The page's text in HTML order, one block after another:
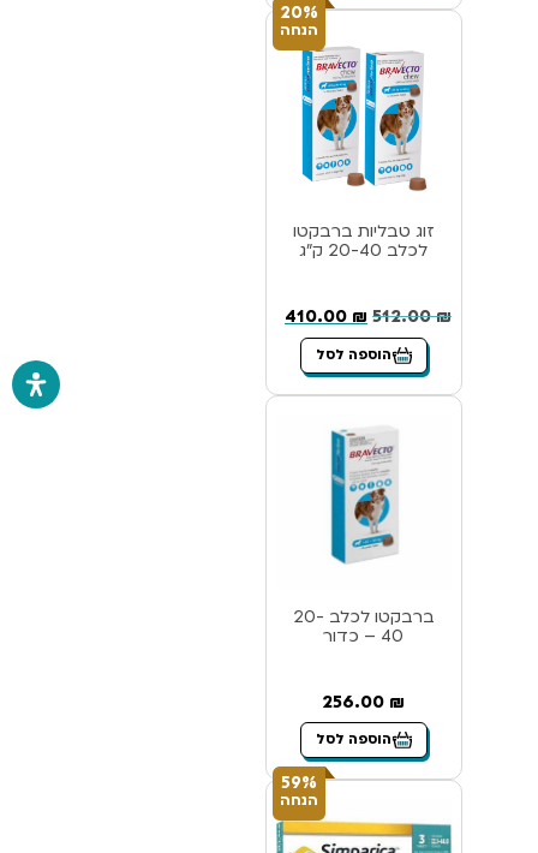
20%
הנחה
זוג טבליות ברבקטו
לכלב 20-40 ק”ג
512.00₪
410.00 ₪
הוספה לסל
ברבקטו לכלב 20-
40 – כדור
256.00 ₪
הוספה לסל
59%
הנחה